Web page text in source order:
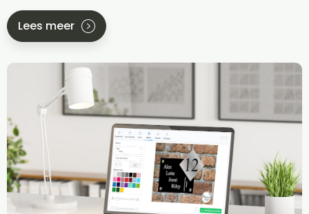
Lees meer